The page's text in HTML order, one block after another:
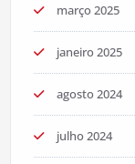
março 2025
janeiro 2025
agosto 2024
julho 2024